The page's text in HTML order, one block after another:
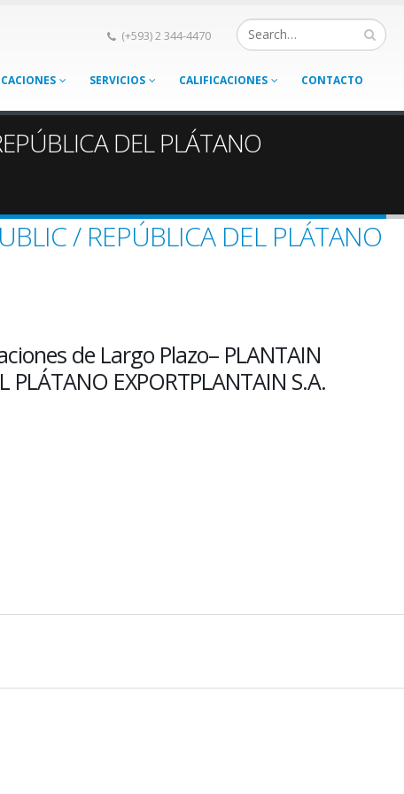
(+593) 2 344-4470
SERVICIOS CALIFICACIONES CONTACTO
DEL PLÁTANO
/ REPÚBLICA DEL PLÁTANO
de Largo Plazo– PLANTAIN
PLÁTANO EXPORTPLANTAIN S.A.